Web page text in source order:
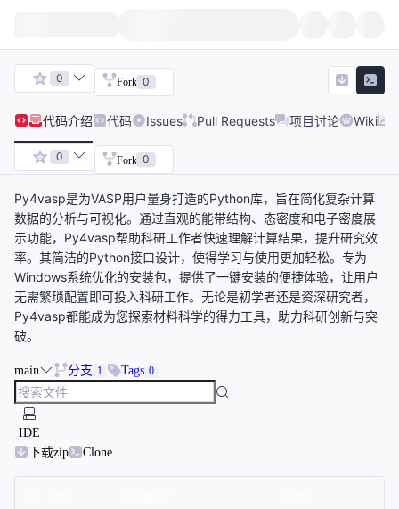
0 Fork 0
代码介绍 代码 Issues Pull Requests 项目讨论 Wiki
0 Fork 0
Py4vasp是为VASP用户量身打造的Python库，旨在简化复杂计算
数据的分析与可视化。通过直观的能带结构、态密度和电子密度展
示功能，Py4vasp帮助科研工作者快速理解计算结果，提升研究效
率。其简洁的Python接口设计，使得学习与使用更加轻松。专为
Windows系统优化的安装包，提供了一键安装的便捷体验，让用户
无需繁琐配置即可投入科研工作。无论是初学者还是资深研究者，
Py4vasp都能成为您探索材料科学的得力工具，助力科研创新与突
破。
main 分支 1 Tags 0
IDE
下载zip
Clone